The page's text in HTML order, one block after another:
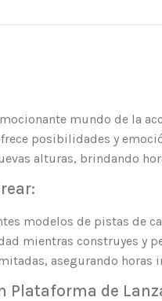
mundo de la
posibilidades y
alturas, brindando
modelos de pistas de
mientras construyes y
asegurando horas
Plataforma de